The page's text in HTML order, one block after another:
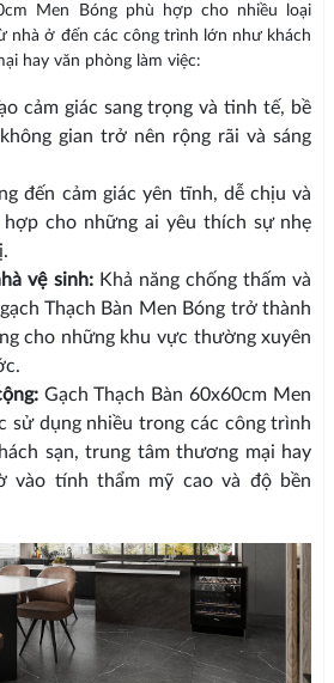
Men Bóng phù hợp cho nhiều loại
nhà ở đến các công trình lớn như khách
hay văn phòng làm việc:
cảm giác sang trọng và tinh tế, bề
gian trở nên rộng rãi và sáng
đến cảm giác yên tĩnh, dễ chịu và
cho những ai yêu thích sự nhẹ
vệ sinh:Khả năng chống thấm và
Thạch Bàn Men Bóng trở thành
cho những khu vực thường xuyên
Gạch Thạch Bàn 60x60cm Men
sử dụng nhiều trong các công trình
sạn, trung tâm thương mại hay
vào tính thẩm mỹ cao và độ bền